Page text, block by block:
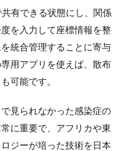
有できる状態にし、関係
を入力して座標情報を整
統合管理することに寄与
用アプリを使えば、散布
可能です。
見られなかった感染症の
に重要で、アフリカや東
ジーが培った技術を日本